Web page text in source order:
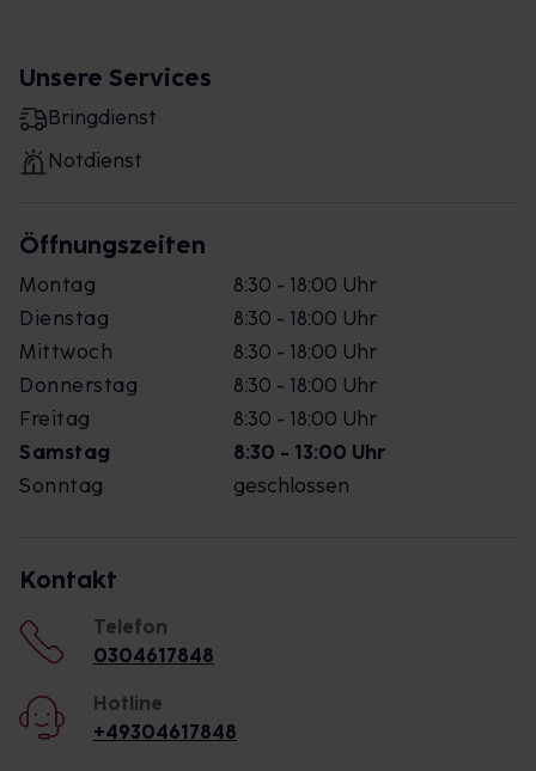
Unsere Services
Bringdienst
Notdienst
Öffnungszeiten
Montag
8:30 - 18:00 Uhr
Dienstag
8:30 - 18:00 Uhr
Mittwoch
8:30 - 18:00 Uhr
Donnerstag
8:30 - 18:00 Uhr
Freitag
8:30 - 18:00 Uhr
Samstag
8:30 - 13:00 Uhr
Sonntag
geschlossen
Kontakt
Telefon
0304617848
Hotline
+49304617848